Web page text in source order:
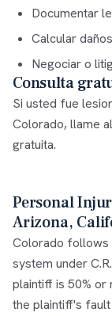
Documentar
Calcular
Negociar o
Consulta
Si usted fue
Colorado, llame al
gratuita.
Personal
Arizona,
Colorado follows
system under
plaintiff is 50% or
the plaintiff's